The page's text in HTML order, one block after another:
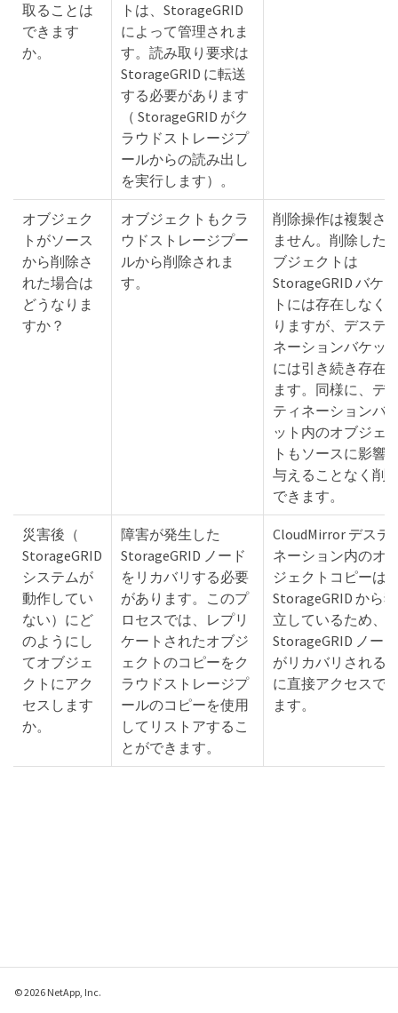
取ることは
できます
か。
トは、StorageGRID
によって管理されま
す。読み取り要求は
StorageGRID に転送
する必要があります
（ StorageGRID がク
ラウドストレージプ
ールからの読み出し
を実行します）。
オブジェク
トがソース
から削除さ
れた場合は
どうなりま
すか？
オブジェクトもクラ
ウドストレージプー
ルから削除されま
す。
削除操作は複製さ
ません。削除した
ブジェクトは
StorageGRID バケッ
トには存在しなく
りますが、デステ
ネーションバケッ
には引き続き存在
ます。同様に、デ
ティネーションバ
ット内のオブジェ
トもソースに影響
与えることなく削
できます。
災害後（
StorageGRID
システムが
動作してい
ない）にど
のようにし
てオブジェ
クトにアク
セスします
か。
障害が発生した
StorageGRID ノード
をリカバリする必要
があります。このプ
ロセスでは、レプリ
ケートされたオブジ
ェクトのコピーをク
ラウドストレージプ
ールのコピーを使用
してリストアするこ
とができます。
CloudMirror デステ
ネーション内のオ
ジェクトコピーは
StorageGRID から独
立しているため、
StorageGRID ノード
がリカバリされる
に直接アクセスで
ます。
© 2026 NetApp, Inc.